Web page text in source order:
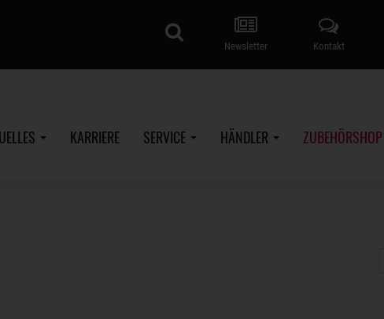
Kontakt
Newsletter
KARRIERE SERVICE HÄNDLER ZUBEHÖRSHOP